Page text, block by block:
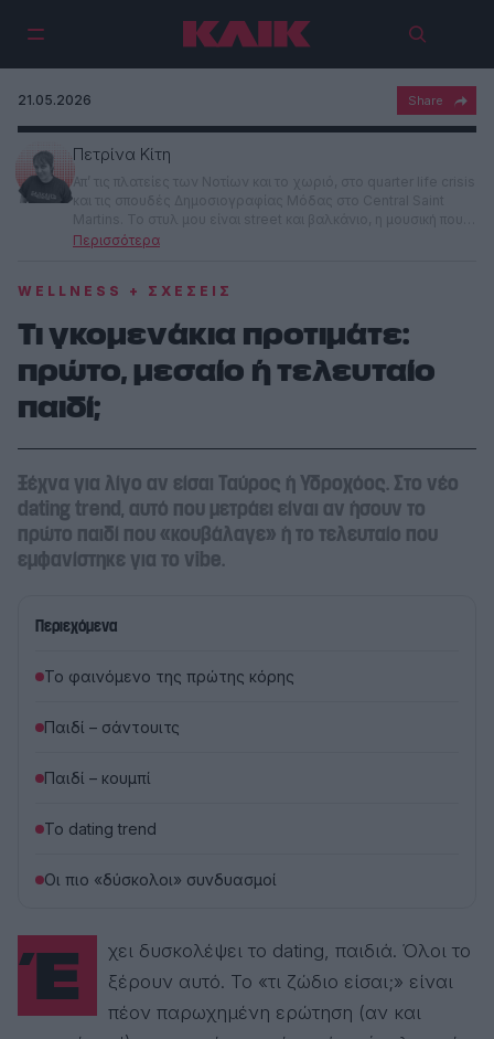
21.05.2026
WELLNESS + ΣΧΈΣΕΙΣ
Τι γκομενάκια προτιμάτε:
πρώτο, μεσαίο ή τελευταίο
παιδί;
Ξέχνα για λίγο αν είσαι Ταύρος ή Υδροχόος. Στο νέο
dating trend, αυτό που μετράει είναι αν ήσουν το
πρώτο παιδί που «κουβάλαγε» ή το τελευταίο που
εμφανίστηκε για το vibe.
Περιεχόμενα
Το φαινόμενο της πρώτης κόρης
Παιδί – σάντουιτς
Παιδί – κουμπί
Το dating trend
Οι πιο «δύσκολοι» συνδυασμοί
Έχει δυσκολέψει το dating, παιδιά. Όλοι το
ξέρουν αυτό. Το «τι ζώδιο είσαι;» είναι
πέον παρωχημένη ερώτηση (αν και
Πετρίνα Κίτη
ακούω λυρική και αθυρόστομη, και η ματιά μου –μάλλον–